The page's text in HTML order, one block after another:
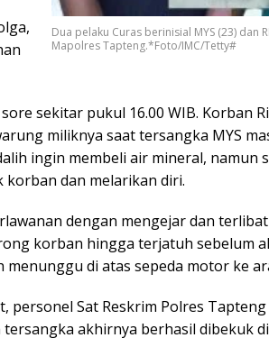
Dua pelaku Curas berinisial MYS (23) dan
Mapolres Tapteng.*Foto/IMC/Tetty#
sekitar pukul 16.00 WIB. Korban
miliknya saat tersangka MYS
ingin membeli air mineral, namun
korban dan melarikan diri.
dengan mengejar dan
korban hingga terjatuh sebelum
menunggu di atas sepeda motor ke
personel Sat Reskrim Polres
akhirnya berhasil dibekuk